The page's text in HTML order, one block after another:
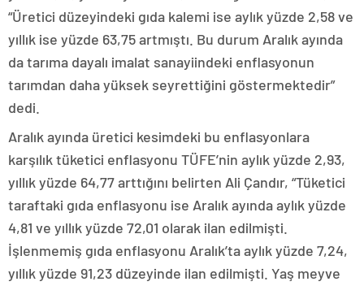
“Üretici düzeyindeki gıda kalemi ise aylık yüzde 2,58 ve
yıllık ise yüzde 63,75 artmıştı. Bu durum Aralık ayında
da tarıma dayalı imalat sanayiindeki enflasyonun
tarımdan daha yüksek seyrettiğini göstermektedir”
dedi.
Aralık ayında üretici kesimdeki bu enflasyonlara
karşılık tüketici enflasyonu TÜFE’nin aylık yüzde 2,93,
yıllık yüzde 64,77 arttığını belirten Ali Çandır, “Tüketici
taraftaki gıda enflasyonu ise Aralık ayında aylık yüzde
4,81 ve yıllık yüzde 72,01 olarak ilan edilmişti.
İşlenmemiş gıda enflasyonu Aralık’ta aylık yüzde 7,24,
yıllık yüzde 91,23 düzeyinde ilan edilmişti. Yaş meyve